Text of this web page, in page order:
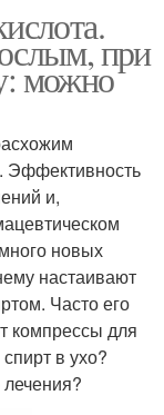
при
можно
Эффективность
и,
новых
настаивают
Часто его
компрессы для
в ухо?